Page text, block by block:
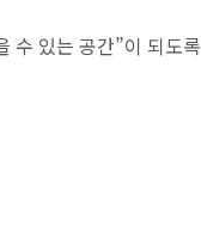
수 있는 공간”이 되도록